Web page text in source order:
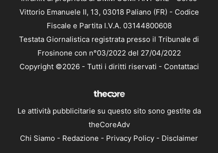
Vittorio Emanuele II, 13, 03018 Paliano (FR) - Codice
Fiscale e Partita I.V.A. 03144800608
Testata Giornalistica registrata presso il Tribunale di
Frosinone con n°03/2022 del 27/04/2022
Copyright ©2026 - Tutti i diritti riservati - Contattaci
Le attività pubblicitarie su questo sito sono gestite da
theCoreAdv
Chi Siamo - Redazione - Privacy Policy - Disclaimer